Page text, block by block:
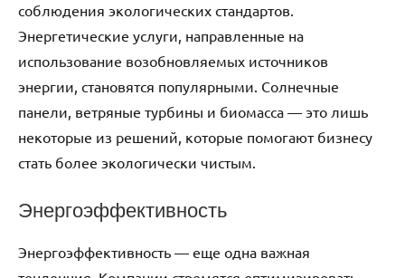
соблюдения экологических стандартов.
Энергетические услуги, направленные на
использование возобновляемых источников
энергии, становятся популярными. Солнечные
панели, ветряные турбины и биомасса — это лишь
некоторые из решений, которые помогают бизнесу
стать более экологически чистым.
Энергоэффективность
Энергоэффективность — еще одна важная